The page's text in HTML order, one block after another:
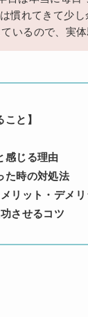
慣れてきて少し
いるので、実
と】
感じる理由
た時の対処法
リット・デメリ
させるコツ